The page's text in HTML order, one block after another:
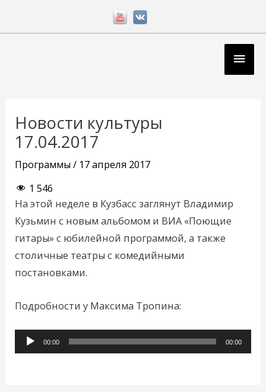
Новости культуры
17.04.2017
Программы/ 17 апреля 2017
1 546
На этой неделе в Кузбасс заглянут Владимир
Кузьмин с новым альбомом и ВИА «Поющие
гитары» с юбилейной программой, а также
столичные театры с комедийными
постановками.
Подробности у Максима Тропина:
Аудиоплеер
00:00 00:00
записям